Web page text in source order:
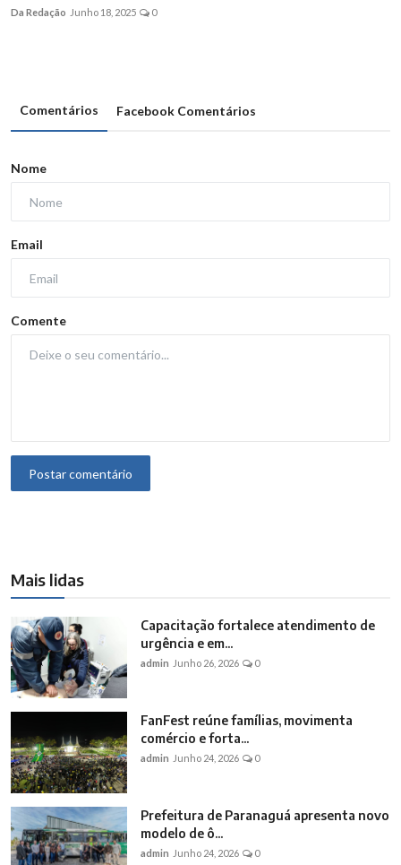
Da Redação Junho 18, 2025 0
Comentários Facebook Comentários
Nome
Email
Comente
Postar comentário
Mais lidas
Capacitação fortalece atendimento de
urgência e em...
admin Junho 26, 2026 0
FanFest reúne famílias, movimenta
comércio e forta...
admin Junho 24, 2026 0
Prefeitura de Paranaguá apresenta novo
modelo de ô...
admin Junho 24, 2026 0